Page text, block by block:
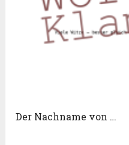
Der Nachname von …